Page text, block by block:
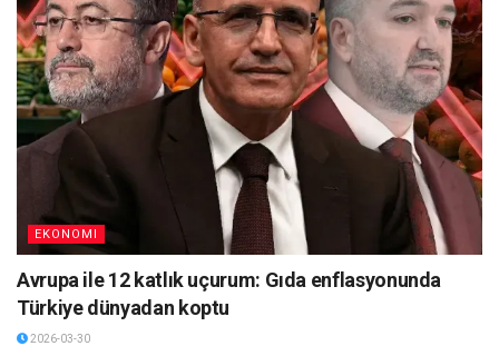
EKONOMI
Avrupa ile 12 katlık uçurum: Gıda enflasyonunda
Türkiye dünyadan koptu
2026-03-30